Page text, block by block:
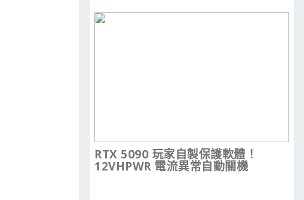
RTX 5090 玩家自製保護軟體！
12VHPWR 電流異常自動關機